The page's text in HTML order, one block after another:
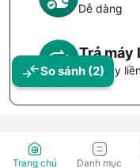
So sánh (2)
Dễ dàng
Trả máy
Đổi máy
Trang chủ Danh mục